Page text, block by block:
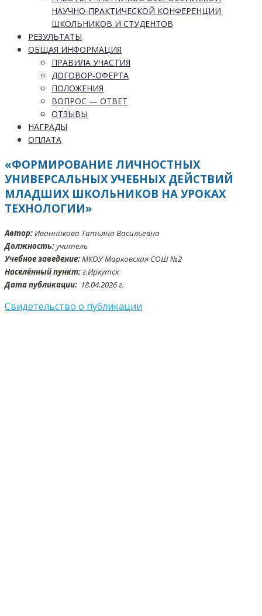
НАУЧНО-ПРАКТИЧЕСКОЙ КОНФЕРЕНЦИИ
ШКОЛЬНИКОВ И СТУДЕНТОВ
РЕЗУЛЬТАТЫ
ОБЩАЯ ИНФОРМАЦИЯ
ПРАВИЛА УЧАСТИЯ
ДОГОВОР-ОФЕРТА
ПОЛОЖЕНИЯ
ВОПРОС — ОТВЕТ
ОТЗЫВЫ
НАГРАДЫ
ОПЛАТА
«ФОРМИРОВАНИЕ ЛИЧНОСТНЫХ
УНИВЕРСАЛЬНЫХ УЧЕБНЫХ ДЕЙСТВИЙ
МЛАДШИХ ШКОЛЬНИКОВ НА УРОКАХ
ТЕХНОЛОГИИ»
Автор:Иванникова Татьяна Васильевна
Должность:учитель
Учебное заведение:МКОУ Марковская СОШ №2
Населённый пункт:г.Иркутск
Дата публикации: 18.04.2026 г.
Свидетельство о публикации